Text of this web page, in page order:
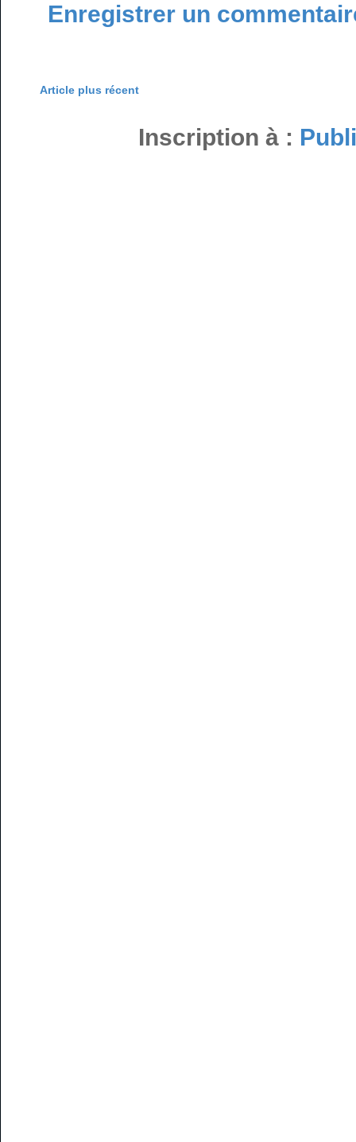
Enregistrer un
Article plus récent
Inscription à :